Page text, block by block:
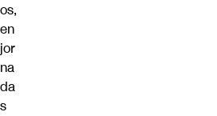
os,
en
jor
na
da
s